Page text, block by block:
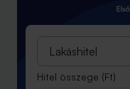
Lakáshitel
Hitel összege (Ft)